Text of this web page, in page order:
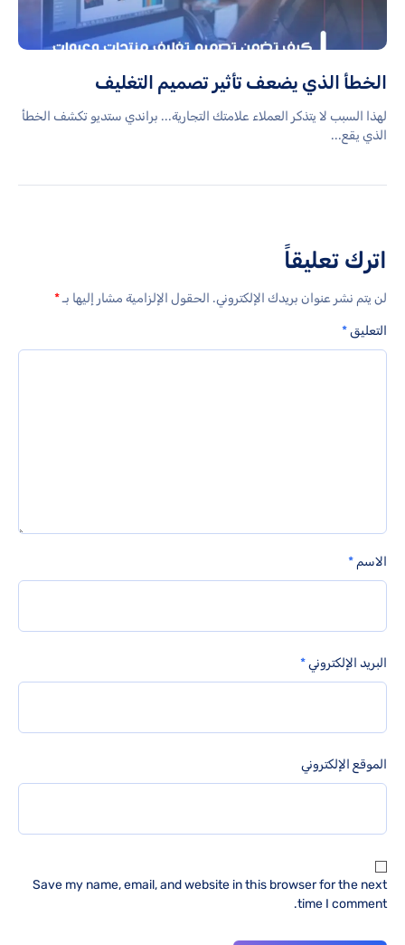
الخطأ الذي يضعف تأثير تصميم التغليف
لهذا السبب لا يتذكر العملاء علامتك التجارية... براندي ستديو تكشف الخطأ
الذي يقع...
اترك تعليقاً
لن يتم نشر عنوان بريدك الإلكتروني. الحقول الإلزامية مشار إليها بـ*
التعليق*
الاسم *
البريد الإلكتروني*
الموقع الإلكتروني
Save my name, email, and website in this browser for the next
time I comment.